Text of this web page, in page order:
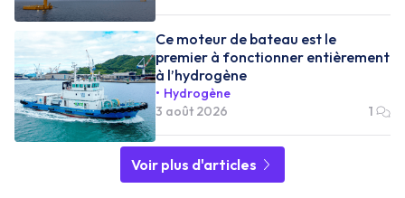
Ce moteur de bateau est le
premier à fonctionner entièrement
à l’hydrogène
Hydrogène
3 août 2026
1
Voir plus d'articles